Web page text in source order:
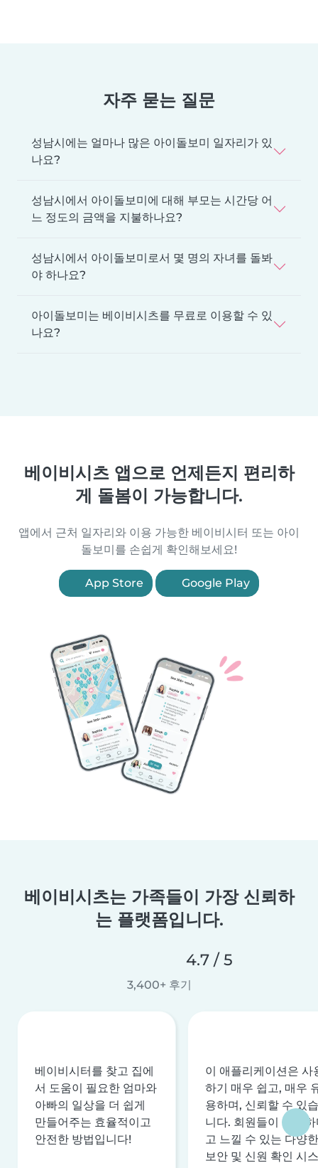
자주 묻는 질문
성남시에는 얼마나 많은 아이돌보미 일자리가 있
나요?
성남시에서 아이돌보미에 대해 부모는 시간당 어
느 정도의 금액을 지불하나요?
성남시에서 아이돌보미로서 몇 명의 자녀를 돌봐
야 하나요?
아이돌보미는 베이비시츠를 무료로 이용할 수 있
나요?
베이비시츠 앱으로 언제든지 편리하
게 돌봄이 가능합니다.
앱에서 근처 일자리와 이용 가능한 베이비시터 또는 아이
돌보미를 손쉽게 확인해보세요!
App Store Google Play
베이비시츠는 가족들이 가장 신뢰하
는 플랫폼입니다.
4.7 / 5
3,400+ 후기
베이비시터를 찾고 집에
서 도움이 필요한 엄마와
아빠의 일상을 더 쉽게
만들어주는 효율적이고
안전한 방법입니다!
이 애플리케이션은 사
하기 매우 쉽고, 매우
용하며, 신뢰할 수 있습
니다. 회원들이 안전
고 느낄 수 있는 다양한
보안 및 신원 확인 시스